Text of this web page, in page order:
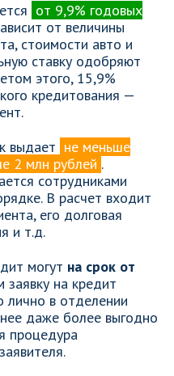
от 9,9% годовых
от величины
стоимости авто и
ставку одобряют
этого, 15,9%
кредитования —
выдает не меньше
2 млн рублей .
сотрудниками
В расчет входит
его долговая
и т.д.
могут на срок от
заявку на кредит
лично в отделении
даже более выгодно
процедура